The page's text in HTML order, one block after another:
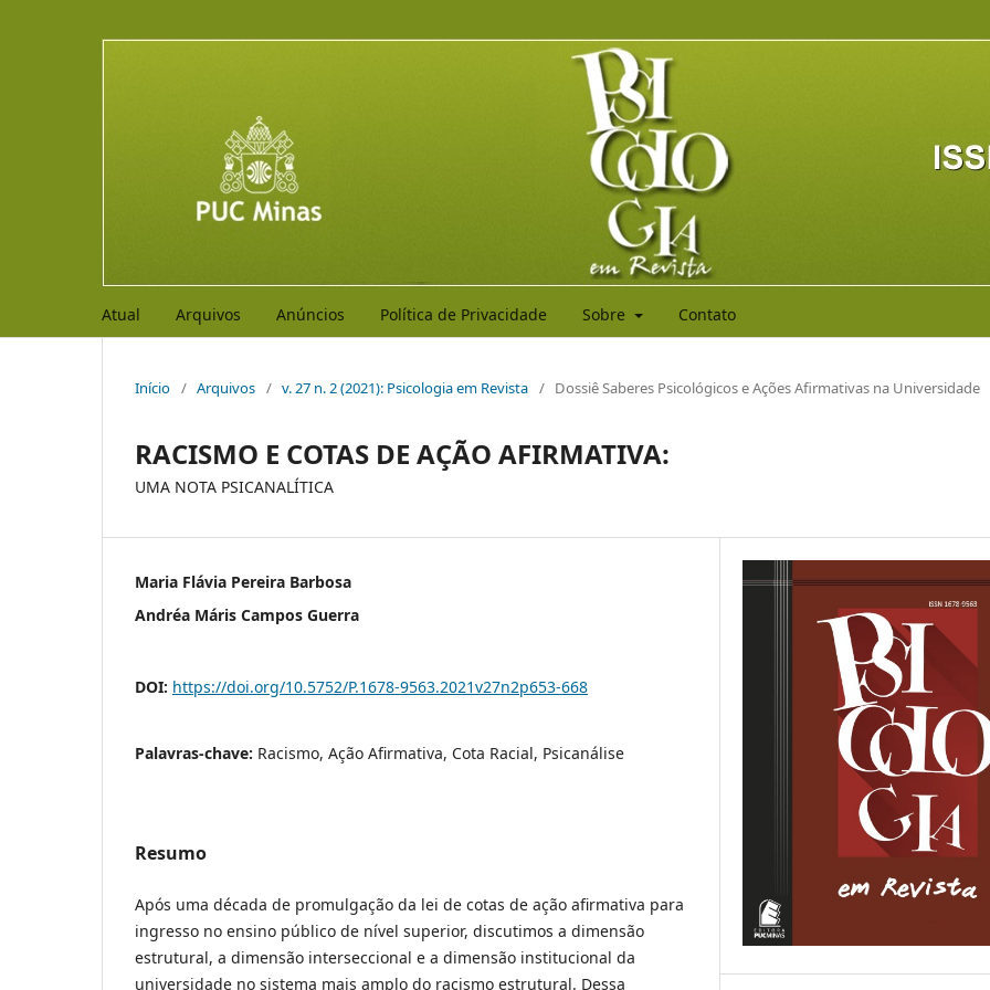
Atual Arquivos Anúncios Política de Privacidade Sobre Contato
Início / Arquivos / v. 27 n. 2 (2021): Psicologia em Revista / Dossiê Saberes Psicológicos e Ações Afirmativas na Universidade
RACISMO E COTAS DE AÇÃO AFIRMATIVA:
UMA NOTA PSICANALÍTICA
Maria Flávia Pereira Barbosa
Andréa Máris Campos Guerra
DOI: https://doi.org/10.5752/P.1678-9563.2021v27n2p653-668
Palavras-chave: Racismo, Ação Afirmativa, Cota Racial, Psicanálise
Resumo
Após uma década de promulgação da lei de cotas de ação afirmativa para
ingresso no ensino público de nível superior, discutimos a dimensão
estrutural, a dimensão interseccional e a dimensão institucional da
universidade no sistema mais amplo do racismo estrutural. Dessa